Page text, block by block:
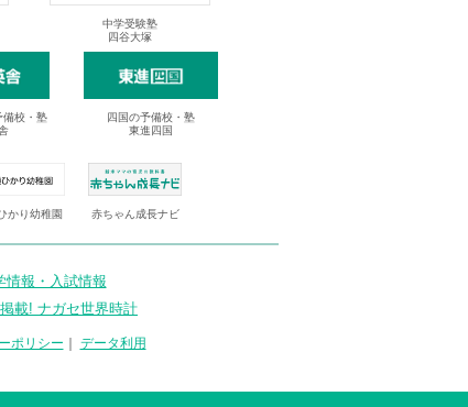
中学受験塾
四谷大塚
備校・塾
四国の予備校・塾
東進四国
かり幼稚園 赤ちゃん成長ナビ
情報・入試情報
載! ナガセ世界時計
ポリシー データ利用